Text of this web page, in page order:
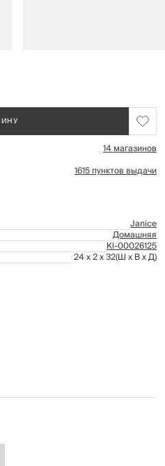
14 магазинов
1615 пунктов выдачи
Janice
Домашняя
Kl-00026125
24 x 2 x 32(Ш x В x Д)
температуре до 30°C; не
барабанную сушку.